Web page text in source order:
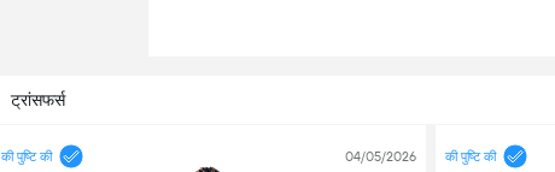
ट्रांसफर्स
की पुष्टि की 04/05/2026 की पुष्टि की